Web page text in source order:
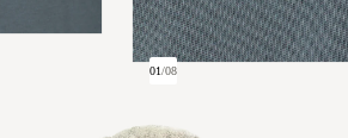
01/08